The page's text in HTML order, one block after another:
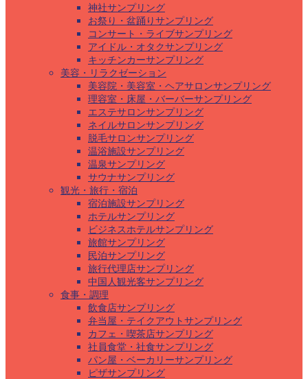
神社サンプリング
お祭り・盆踊りサンプリング
コンサート・ライブサンプリング
アイドル・オタクサンプリング
キッチンカーサンプリング
美容・リラクゼーション
美容院・美容室・ヘアサロンサンプリング
理容室・床屋・バーバーサンプリング
エステサロンサンプリング
ネイルサロンサンプリング
脱毛サロンサンプリング
温浴施設サンプリング
温泉サンプリング
サウナサンプリング
観光・旅行・宿泊
宿泊施設サンプリング
ホテルサンプリング
ビジネスホテルサンプリング
旅館サンプリング
民泊サンプリング
旅行代理店サンプリング
中国人観光客サンプリング
食事・調理
飲食店サンプリング
弁当屋・テイクアウトサンプリング
カフェ・喫茶店サンプリング
社員食堂・社食サンプリング
パン屋・ベーカリーサンプリング
ピザサンプリング